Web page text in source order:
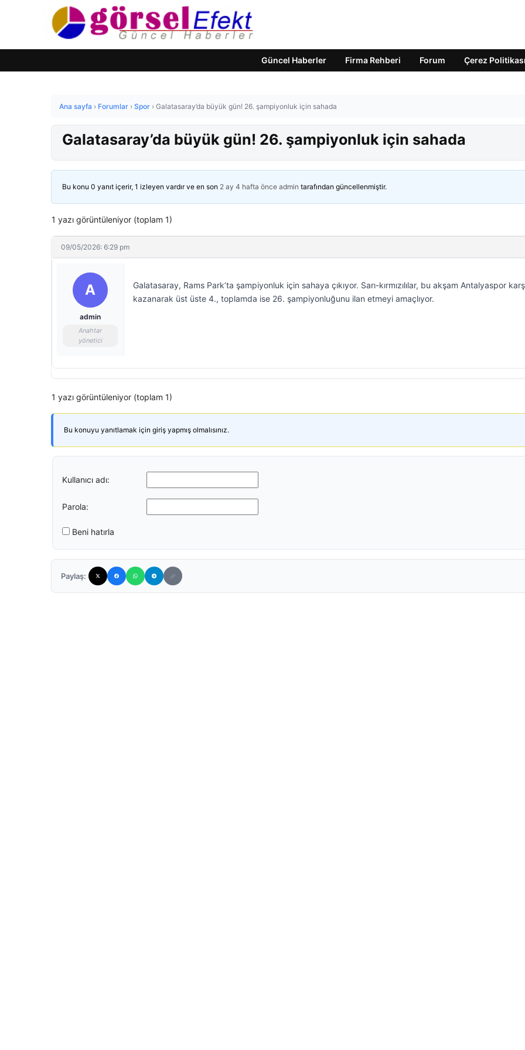
Güncel Haberler Firma Rehberi Forum Çerez Politikası
Ana sayfa › Forumlar › Spor › Galatasaray’da büyük gün! 26. şampiyonluk için sahada
Galatasaray’da büyük gün! 26. şampiyonluk için sahada
Bu konu 0 yanıt içerir, 1 izleyen vardır ve en son 2 ay 4 hafta önce admin tarafından güncellenmiştir.
1 yazı görüntüleniyor (toplam 1)
09/05/2026: 6:29 pm
A
admin
Anahtar
yönetici
Galatasaray, Rams Park’ta şampiyonluk için sahaya çıkıyor. Sarı-kırmızılılar, bu akşam Antalyaspor
kazanarak üst üste 4., toplamda ise 26. şampiyonluğunu ilan etmeyi amaçlıyor.
1 yazı görüntüleniyor (toplam 1)
Bu konuyu yanıtlamak için giriş yapmış olmalısınız.
Kullanıcı adı:
Parola:
Beni hatırla
Paylaş: